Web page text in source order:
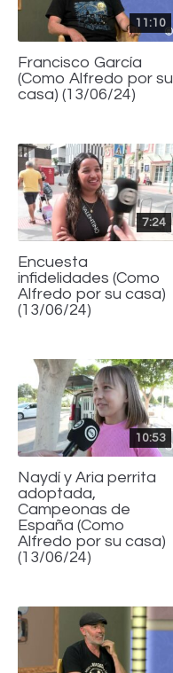
11:10
Francisco García
(Como Alfredo por su
casa) (13/06/24)
7:24
Encuesta
infidelidades (Como
Alfredo por su casa)
(13/06/24)
10:53
Naydí y Aria perrita
adoptada,
Campeonas de
España (Como
Alfredo por su casa)
(13/06/24)